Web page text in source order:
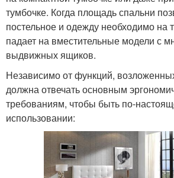
тумбочке. Когда площадь спальни
постельное и одежду необходимо на
падает на вместительные модели с
выдвижных ящиков.
Независимо от функций,
должна отвечать основным
требованиям, чтобы быть по-
использовании: